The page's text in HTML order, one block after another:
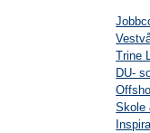
Trine
DU-
Skole